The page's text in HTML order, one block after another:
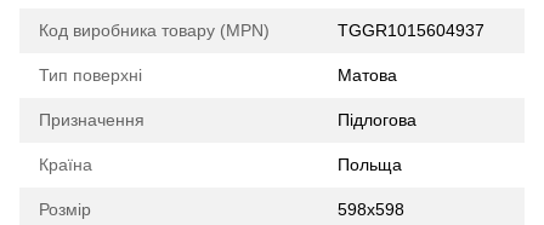
Код виробника товару (MPN) TGGR1015604937
Тип поверхні Матова
Призначення Підлогова
Країна Польща
Розмір 598x598